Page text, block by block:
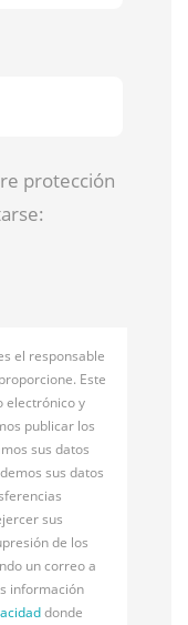
protección
el responsable
Este
electrónico y
publicar los
sus datos
sus datos
sus
de los
un correo a
información
donde